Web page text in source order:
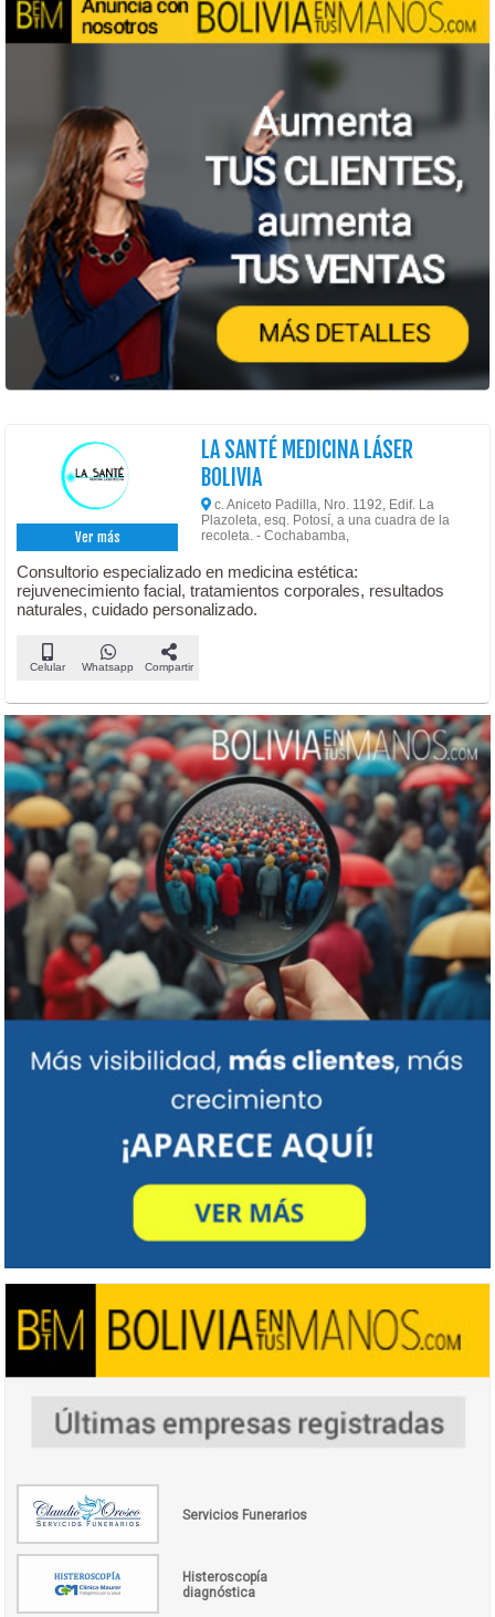
Ver más
LA SANTÉ MEDICINA LÁSER
BOLIVIA
c. Aniceto Padilla, Nro. 1192, Edif. La
Plazoleta, esq. Potosí, a una cuadra de la
recoleta. - Cochabamba,
Consultorio especializado en medicina estética:
rejuvenecimiento facial, tratamientos corporales, resultados
naturales, cuidado personalizado.
Celular Whatsapp Compartir
Servicios Funerarios
Histeroscopía
diagnóstica